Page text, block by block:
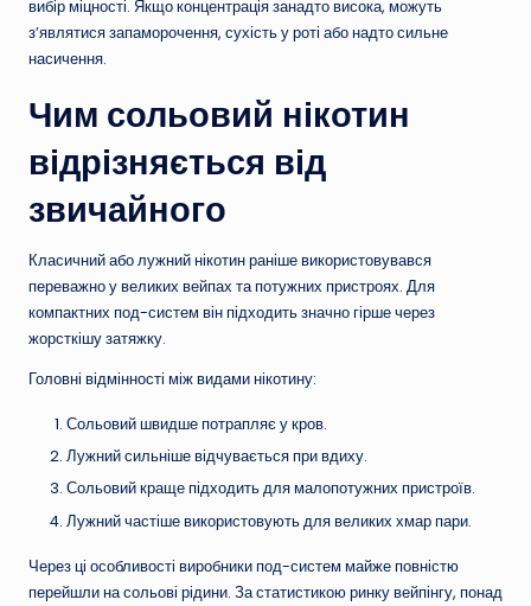
вибір міцності. Якщо концентрація занадто висока, можуть
з’являтися запаморочення, сухість у роті або надто сильне
насичення.
Чим сольовий нікотин
відрізняється від
звичайного
Класичний або лужний нікотин раніше використовувався
переважно у великих вейпах та потужних пристроях. Для
компактних под-систем він підходить значно гірше через
жорсткішу затяжку.
Головні відмінності між видами нікотину:
Сольовий швидше потрапляє у кров.
Лужний сильніше відчувається при вдиху.
Сольовий краще підходить для малопотужних пристроїв.
Лужний частіше використовують для великих хмар пари.
Через ці особливості виробники под-систем майже повністю
перейшли на сольові рідини. За статистикою ринку вейпінгу, понад